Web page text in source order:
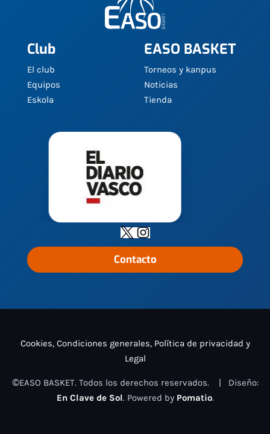
Club
El club
Equipos
Eskola
EASO BASKET
Torneos y kanpus
Noticias
Tienda
Contacto
Cookies, Condiciones generales, Política de privacidad y
Legal
©EASO BASKET. Todos los derechos reservados. | Diseño:
En Clave de Sol. Powered by Pomatio.